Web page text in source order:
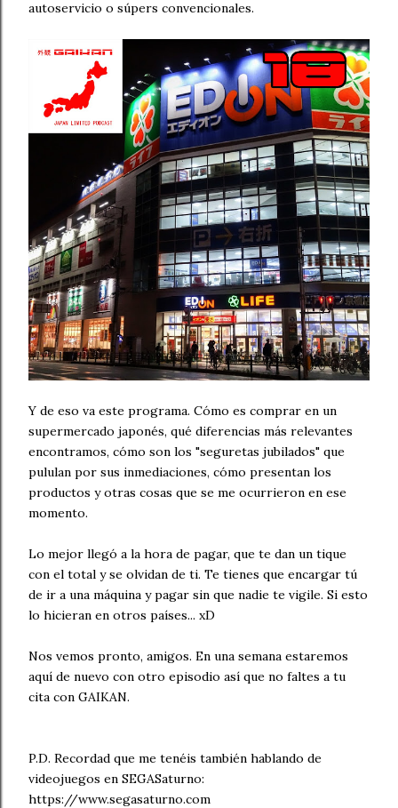
autoservicio o súpers convencionales.
Y de eso va este programa. Cómo es comprar en un
supermercado japonés, qué diferencias más relevantes
encontramos, cómo son los "seguretas jubilados" que
pululan por sus inmediaciones, cómo presentan los
productos y otras cosas que se me ocurrieron en ese
momento.
Lo mejor llegó a la hora de pagar, que te dan un tique
con el total y se olvidan de ti. Te tienes que encargar tú
de ir a una máquina y pagar sin que nadie te vigile. Si esto
lo hicieran en otros países... xD
Nos vemos pronto, amigos. En una semana estaremos
aquí de nuevo con otro episodio así que no faltes a tu
cita con GAIKAN.
P.D. Recordad que me tenéis también hablando de
videojuegos en SEGASaturno:
https://www.segasaturno.com